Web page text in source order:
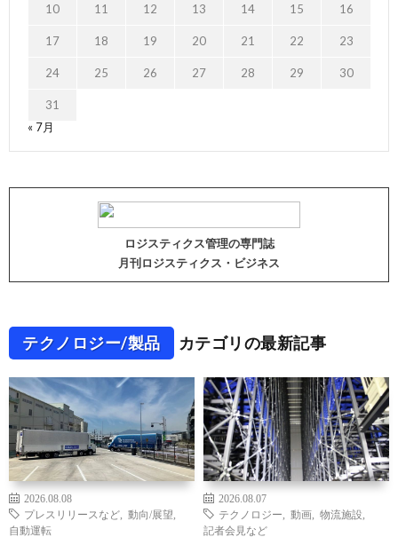
10 11 12 13 14 15 16
17 18 19 20 21 22 23
24 25 26 27 28 29 30
31
« 7月
ロジスティクス管理の専門誌
月刊ロジスティクス・ビジネス
テクノロジー/製品 カテゴリの最新記事
2026.08.08
プレスリリースなど
動向/展望
自動運転
2026.08.07
テクノロジー
動画 物流施設
記者会見など